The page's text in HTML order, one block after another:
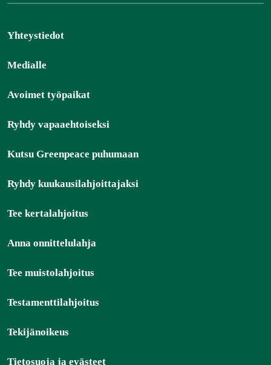
Yhteystiedot
Medialle
Avoimet työpaikat
Ryhdy vapaaehtoiseksi
Kutsu Greenpeace puhumaan
Ryhdy kuukausilahjoittajaksi
Tee kertalahjoitus
Anna onnittelulahja
Tee muistolahjoitus
Testamenttilahjoitus
Tekijänoikeus
Tietosuoja ja evästeet